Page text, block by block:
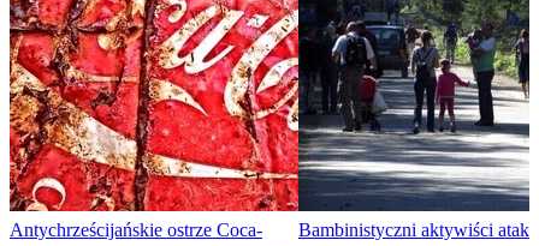
Antychrześcijańskie ostrze Coca-
Bambinistyczni aktywiści